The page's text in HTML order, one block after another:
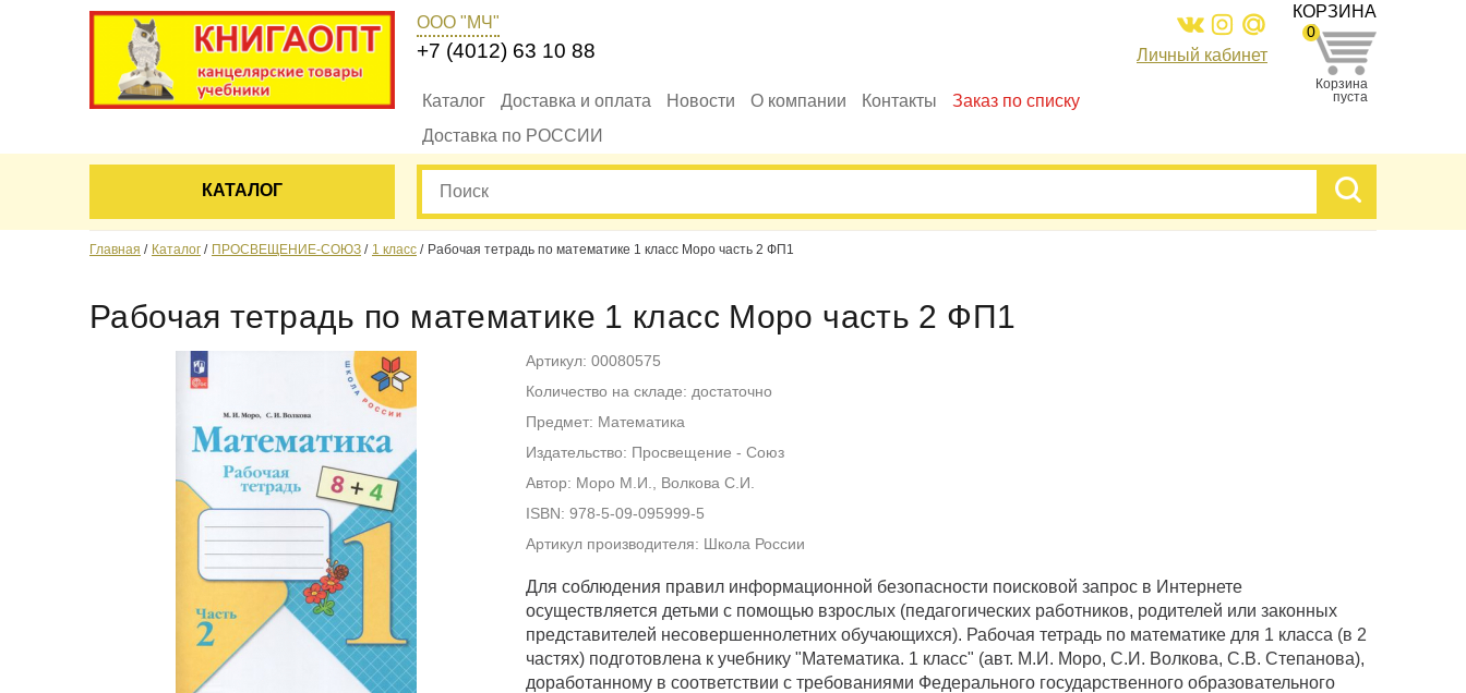
ООО "МЧ"
+7 (4012) 63 10 88 Личный кабинет
Каталог Доставка и оплата Новости О компании Контакты
Заказ по списку
Доставка по РОССИИ
КОРЗИНА
Корзина
пуста
0
КАТАЛОГ
Главная Каталог ПРОСВЕЩЕНИЕ-СОЮЗ 1 класс Рабочая тетрадь по математике 1 класс Моро часть 2 ФП1
Рабочая тетрадь по математике 1 класс Моро часть 2 ФП1
Артикул: 00080575
Количество на складе: достаточно
Предмет: Математика
Издательство: Просвещение - Союз
Автор: Моро М.И., Волкова С.И.
ISBN: 978-5-09-095999-5
Артикул производителя: Школа России
Для соблюдения правил информационной безопасности поисковой запрос в Интернете
осуществляется детьми с помощью взрослых (педагогических работников, родителей или законных
представителей несовершеннолетних обучающихся). Рабочая тетрадь по математике для 1 класса (в 2
частях) подготовлена к учебнику "Математика. 1 класс" (авт. М.И. Моро, С.И. Волкова, С.В. Степанова),
доработанному в соответствии с требованиями Федерального государственного образовательного